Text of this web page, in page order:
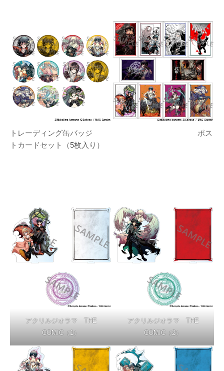
トレーディング缶バッジ ポス
トカードセット（5枚入り）
アクリルジオラマ THE
COMIC（1）
アクリルジオラマ THE
COMIC（2）